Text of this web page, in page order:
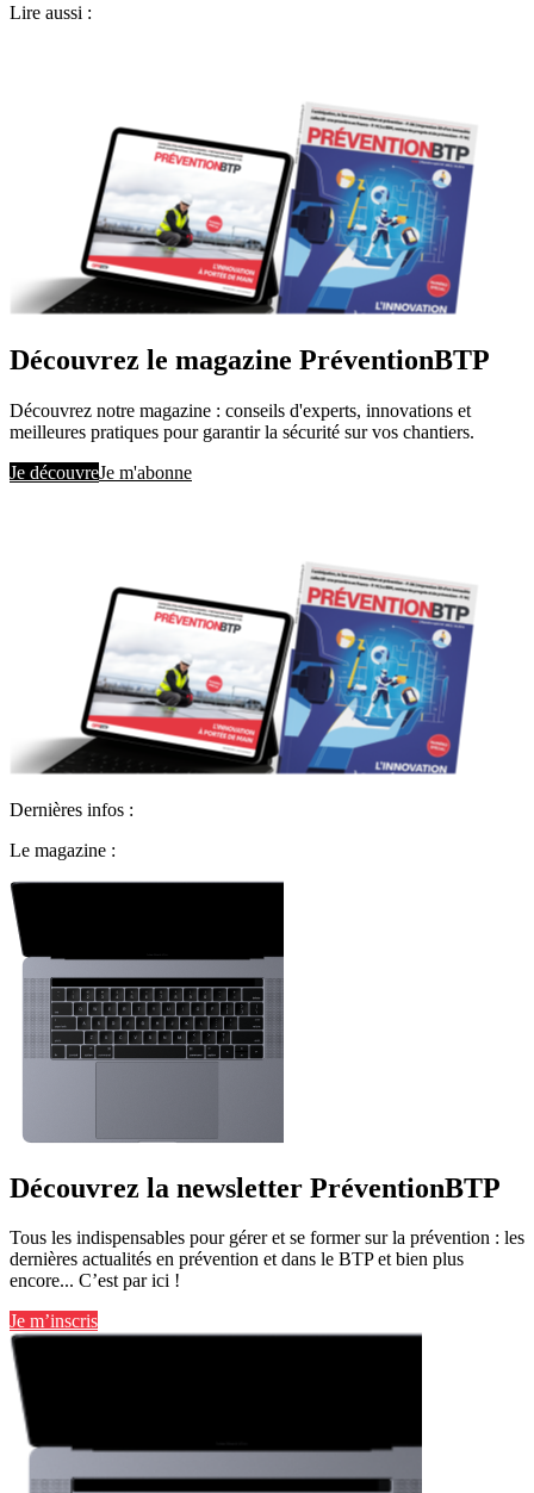
Lire aussi :
Découvrez le magazine PréventionBTP
Découvrez notre magazine : conseils d'experts, innovations et
meilleures pratiques pour garantir la sécurité sur vos chantiers.
Je découvreJe m'abonne
Dernières infos :
Le magazine :
Découvrez la newsletter PréventionBTP
Tous les indispensables pour gérer et se former sur la prévention : les
dernières actualités en prévention et dans le BTP et bien plus
encore... C’est par ici !
Je m’inscris